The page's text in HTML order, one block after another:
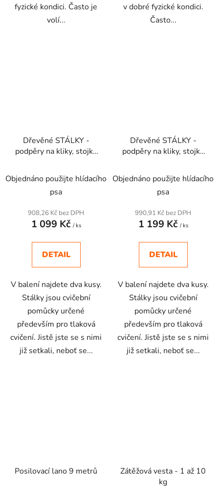
fyzické kondici. Často je
volí...
v dobré fyzické kondici.
Často...
Dřevěné STÁLKY -
podpěry na kliky, stojky
Objednáno použijte hlídacího
psa
908,26 Kč bez DPH
1 099 Kč / ks
DETAIL
V balení najdete dva kusy.
Stálky jsou cvičební
pomůcky určené
především pro tlaková
cvičení. Jistě jste se s nimi
již setkali, neboť se...
Dřevěné STÁLKY -
podpěry na kliky, stojky
Objednáno použijte hlídacího
psa
990,91 Kč bez DPH
1 199 Kč / ks
DETAIL
V balení najdete dva kusy.
Stálky jsou cvičební
pomůcky určené
především pro tlaková
cvičení. Jistě jste se s nimi
již setkali, neboť se...
Posilovací lano 9 metrů
Zátěžová vesta - 1 až 10
kg